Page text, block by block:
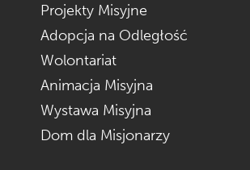
Projekty Misyjne
Adopcja na Odległość
Wolontariat
Animacja Misyjna
Wystawa Misyjna
Dom dla Misjonarzy